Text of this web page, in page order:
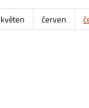
květen červen